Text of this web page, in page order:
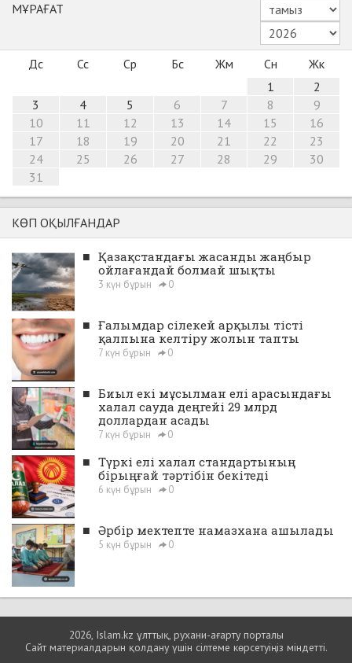
МҰРАҒАТ
Дс Сс Ср Бс Жм Сн
Жк
1
2
3
4 5 6 7 8
9
10
11 12 13 14 15
16
17
18 19 20 21 22
23
24
25 26 27 28 29
30
31
КӨП ОҚЫЛҒАНДАР
■ Қазақстандағы жасанды жаңбыр
ойлағандай болмай шықты
3 күн бұрын 0
■ Ғалымдар сілекей арқылы тісті
қалпына келтіру жолын тапты
7 күн бұрын 0
■ Биыл екі мұсылман елі арасындағы
халал сауда деңгейі 29 млрд
доллардан асады
7 күн бұрын 0
■ Түркі елі халал стандартының
бірыңғай тәртібін бекітеді
6 күн бұрын 0
■ Әрбір мектепте намазхана ашылады
5 күн бұрын 0
2026, Islam.kz ұлттық, рухани-ағарту порталы
Сайт материалдарын қолдану үшін сілтеме көрсетуіңіз міндетті.